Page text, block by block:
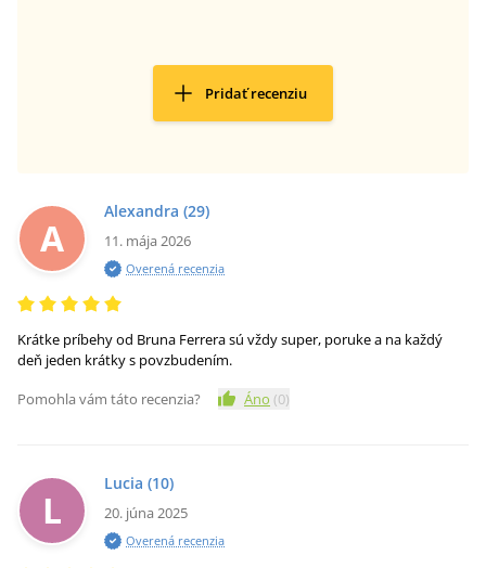
Pridať recenziu
A
Alexandra (29)
11. mája 2026
Overená recenzia
Krátke príbehy od Bruna Ferrera sú vždy super, poruke a na každý
deň jeden krátky s povzbudením.
Pomohla vám táto recenzia?
Áno (0)
L
Lucia (10)
20. júna 2025
Overená recenzia